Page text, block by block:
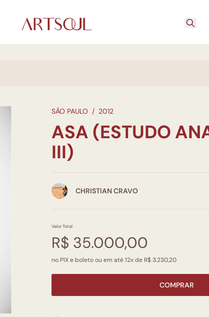
SÃO PAULO / 2012
ASA (ESTUDO
III)
CHRISTIAN CRAVO
Valor Total
R$ 35.000,00
no PIX e boleto ou em até 12x de R$ 3.230,20
COMPRAR